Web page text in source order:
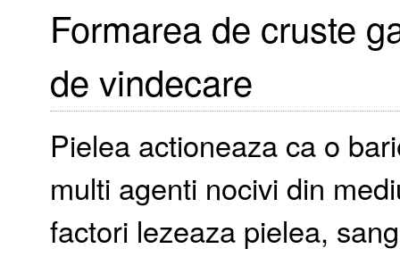
Formarea de cruste
de vindecare
Pielea actioneaza ca o
multi agenti nocivi din
factori lezeaza pielea,